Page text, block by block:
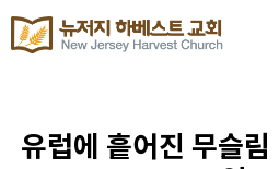
유럽에 흩어진 무슬